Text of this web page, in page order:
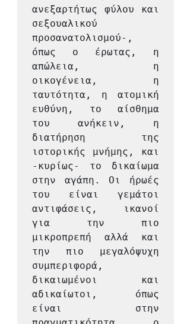
ανεξαρτήτως φύλου και
σεξουαλικού
προσανατολισμού-,
όπως ο έρωτας, η
απώλεια, η
οικογένεια, η
ταυτότητα, η ατομική
ευθύνη, το αίσθημα
του ανήκειν, η
διατήρηση της
ιστορικής μνήμης, και
-κυρίως- το δικαίωμα
στην αγάπη. Οι ήρωές
του είναι γεμάτοι
αντιφάσεις, ικανοί
για την πιο
μικροπρεπή αλλά και
την πιο μεγαλόψυχη
συμπεριφορά,
δικαιωμένοι και
αδικαίωτοι, όπως
είναι στην